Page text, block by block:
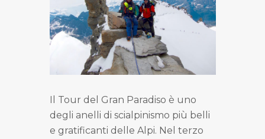
Il Tour del Gran Paradiso è uno
degli anelli di scialpinismo più belli
e gratificanti delle Alpi. Nel terzo